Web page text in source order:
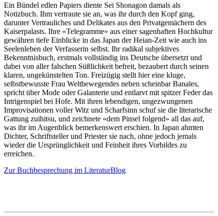
Ein Bündel edlen Papiers diente Sei Shonagon damals als
Notizbuch. Ihm vertraute sie an, was ihr durch den Kopf ging,
darunter Vertrauliches und Delikates aus den Privatgemächern des
Kaiserpalasts. Ihre «Telegramme» aus einer sagenhaften Hochkultur
gewähren tiefe Einblicke in das Japan der Heian-Zeit wie auch ins
Seelenleben der Verfasserin selbst. Ihr radikal subjektives
Bekenntnisbuch, erstmals vollständig ins Deutsche übersetzt und
dabei von aller falschen Süßlichkeit befreit, bezaubert durch seinen
klaren, ungekünstelten Ton. Freizügig stellt hier eine kluge,
selbstbewusste Frau Weltbewegendes neben scheinbar Banales,
spricht über Mode oder Galanterie und entlarvt mit spitzer Feder das
Intrigenspiel bei Hofe. Mit ihren lebendigen, ungezwungenen
Improvisationen voller Witz und Scharfsinn schuf sie die literarische
Gattung zuihitsu, und zeichnete «dem Pinsel folgend» all das auf,
was ihr im Augenblick bemerkenswert erschien. In Japan ahmten
Dichter, Schriftsteller und Priester sie nach, ohne jedoch jemals
wieder die Ursprünglichkeit und Feinheit ihres Vorbildes zu
erreichen.
Zur Buchbesprechung im LiteraturBlog